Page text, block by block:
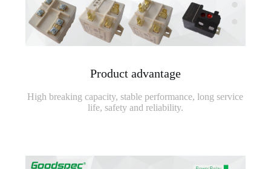
Product advantage
High breaking capacity, stable performance, long service
life, safety and reliability.